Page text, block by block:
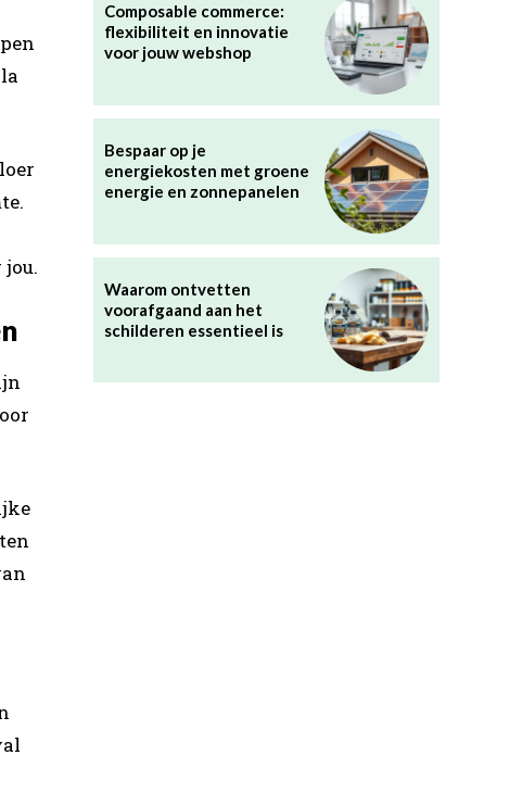
Composable commerce:
flexibiliteit en innovatie
voor jouw webshop
Bespaar op je
energiekosten met groene
energie en zonnepanelen
Waarom ontvetten
voorafgaand aan het
schilderen essentieel is